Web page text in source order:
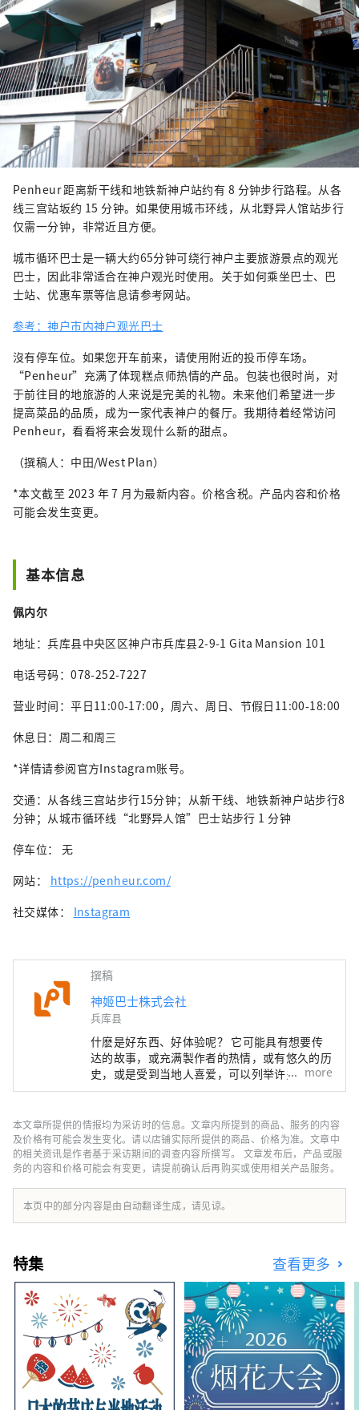
Penheur 距离新干线和地铁新神户站约有 8 分钟步行路程。从各
线三宫站坂约 15 分钟。如果使用城市环线，从北野异人馆站步行
仅需一分钟，非常近且方便。
城市循环巴士是一辆大约65分钟可绕行神户主要旅游景点的观光
巴士，因此非常适合在神户观光时使用。关于如何乘坐巴士、巴
士站、优惠车票等信息请参考网站。
参考：神户市内神户观光巴士
沒有停车位。如果您开车前来，请使用附近的投币停车场。
“Penheur”充满了体现糕点师热情的产品。包装也很时尚，对
于前往目的地旅游的人来说是完美的礼物。未来他们希望进一步
提高菜品的品质，成为一家代表神户的餐厅。我期待着经常访问
Penheur，看看将来会发现什么新的甜点。
（撰稿人：中田/West Plan）
*本文截至 2023 年 7 月为最新内容。价格含税。产品内容和价格
可能会发生变更。
基本信息
佩内尔
地址：兵库县中央区区神户市兵库县2-9-1 Gita Mansion 101
电话号码：078-252-7227
营业时间：平日11:00-17:00，周六、周日、节假日11:00-18:00
休息日：周二和周三
*详情请参阅官方Instagram账号。
交通：从各线三宫站步行15分钟；从新干线、地铁新神户站步行8
分钟；从城市循环线“北野异人馆”巴士站步行 1 分钟
停车位： 无
网站： https://penheur.com/
社交媒体： Instagram
撰稿
神姬巴士株式会社
兵库县
什麽是好东西、好体验呢？ 它可能具有想要传
达的故事，或充满製作者的热情，或有悠久的历
史，或是受到当地人喜爱，可以列举许多特徵。
当您遇到特别的事物或体验时，是否曾经因为高
后，有人因此与某些事物产生新的连结。 我认
为这才是真正的「好东西」。 为了能够为客户
提供这样的邂逅，我们以「诉说、传达、连结」
为理念，发掘兵库的好东西，并发布能让客户与
兵库县内地区的心灵距离拉近的资讯。
more
本文章所提供的情报均为采访时的信息。文章内所提到的商品、服务的内容
及价格有可能会发生变化。请以店铺实际所提供的商品、价格为准。文章中
的相关资讯是作者基于采访期间的调查内容所撰写。 文章发布后，产品或服
务的内容和价格可能会有变更，请提前确认后再购买或使用相关产品服务。
本页中的部分内容是由自动翻译生成，请见谅。
特集 查看更多